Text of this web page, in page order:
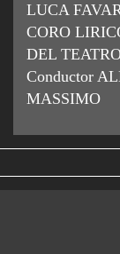
LUCA
CORO
DEL
Conductor
MASSIMO